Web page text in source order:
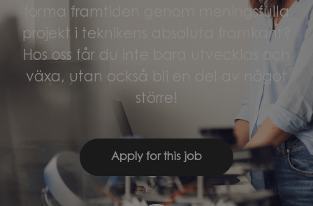
forma framtiden genom meningsfulla
projekt i teknikens absoluta framkant?
Hos oss får du inte bara utvecklas och
växa, utan också bli en del av något
större!
Apply for this job